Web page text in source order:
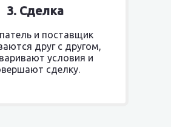
3. Сделка
и поставщик
друг с другом,
условия и
сделку.